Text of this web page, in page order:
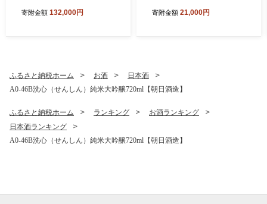
年8月下旬発送開始】
寄附金額 132,000円 寄附金額 21,000円
ふるさと納税ホーム お酒
日本酒
A0-46B洗心（せんしん）純米大吟醸720ml【朝日酒造】
ふるさと納税ホーム ランキング
お酒ランキング
日本酒ランキング
A0-46B洗心（せんしん）純米大吟醸720ml【朝日酒造】